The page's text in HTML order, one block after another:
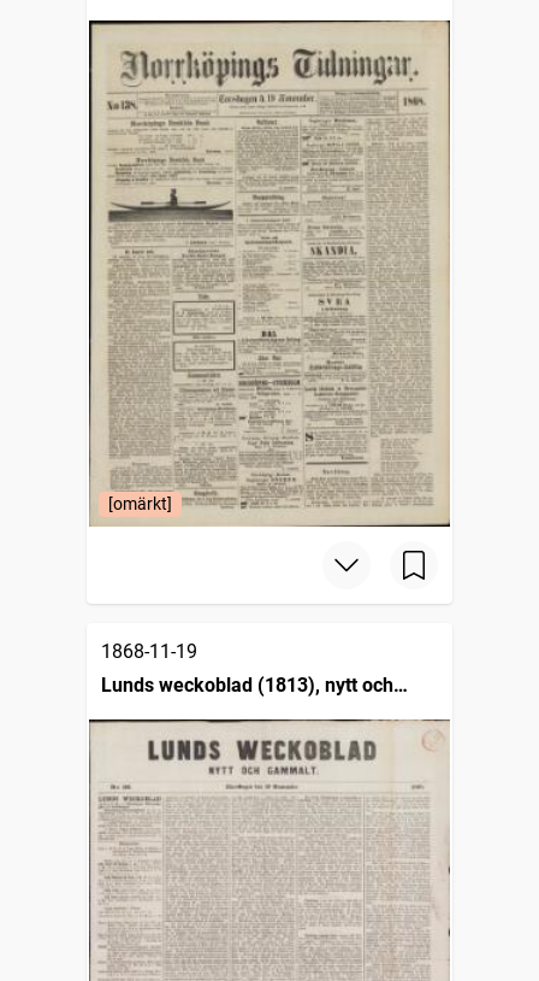
[omärkt]
1868-11-19
Lunds weckoblad (1813), nytt och
gammalt